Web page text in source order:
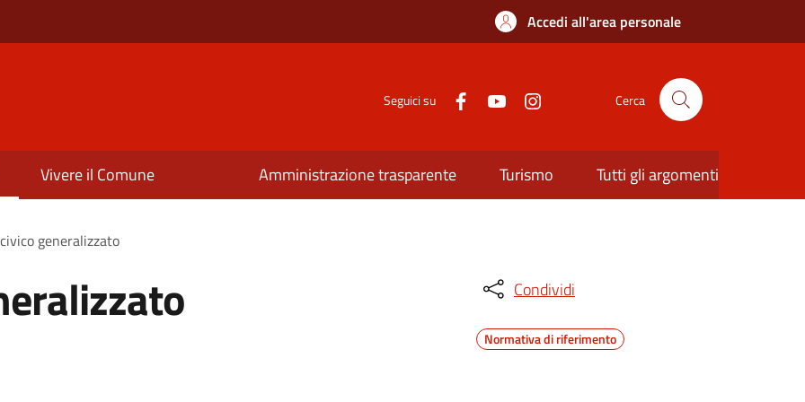
Accedi all'area personale
Seguici su Cerca
Vivere il Comune Amministrazione trasparente Turismo Tutti gli argomenti
generalizzato
Condividi
Normativa di riferimento